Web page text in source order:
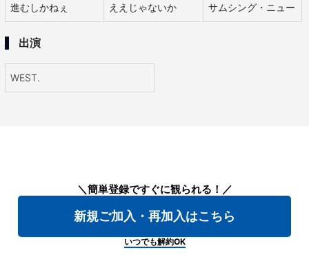
進むしかねぇ ええじゃないか サムシング・ニュー
出演
WEST.
＼簡単登録ですぐに観られる！／
新規ご加入・再加入はこちら
いつでも解約OK